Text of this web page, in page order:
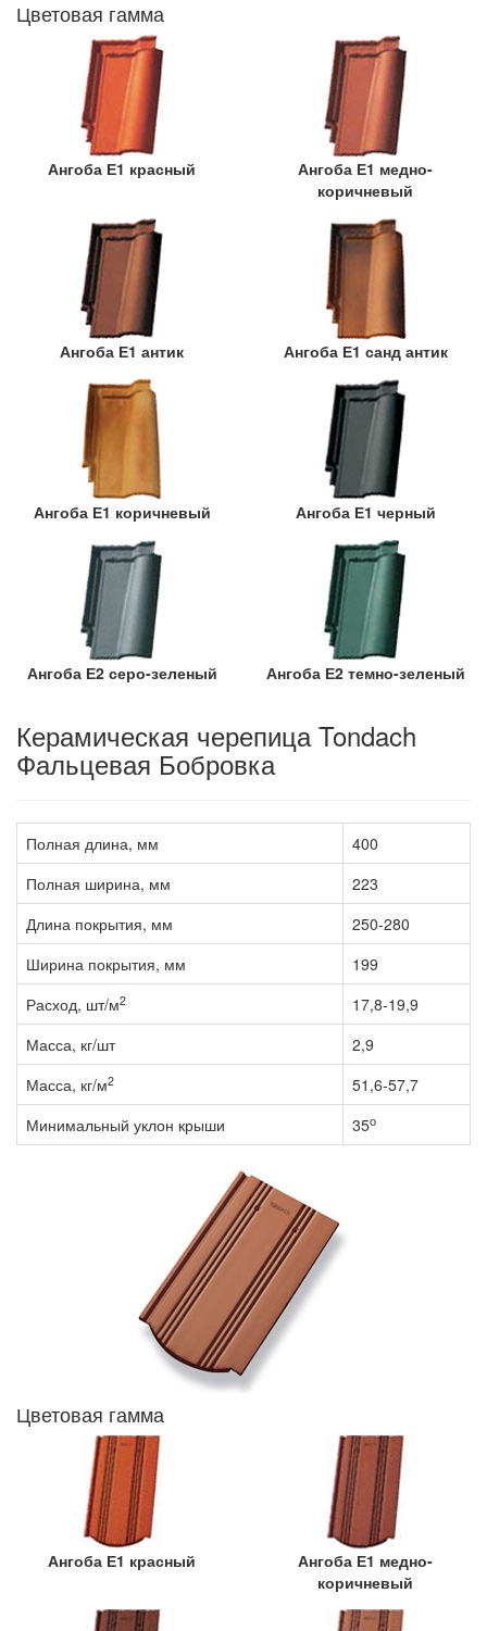
Цветовая гамма
Ангоба Е1 красный
Ангоба Е1 медно-
коричневый
Ангоба Е1 антик Ангоба Е1 санд антик
Ангоба Е1 коричневый Ангоба Е1 черный
Ангоба Е2 серо-зеленый Ангоба Е2 темно-зеленый
Керамическая черепица Tondach
Фальцевая Бобровка
Полная длина, мм
400
Полная ширина, мм
223
Длина покрытия, мм
250-280
Ширина покрытия, мм
199
Расход, шт/м2
17,8-19,9
Масса, кг/шт
2,9
Масса, кг/м2
51,6-57,7
Минимальный уклон крыши
35о
Цветовая гамма
Ангоба Е1 красный
Ангоба Е1 медно-
коричневый